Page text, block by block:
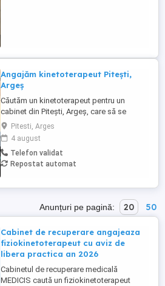
Angajăm kinetoterapeut Pitești,
Argeș
Căutăm un kinetoterapeut pentru un
cabinet din Pitești, Argeș, care să se
alăture echipei noastre și să contribuie la
recuperarea pacienților. Responsabilități:
Evaluarea pacienților și stabilirea
programelor de recuperare personalizate;
aplicarea tehnicilor de kinetoterapie și
Pitesti, Arges
4 august
Telefon validat
Repostat automat
Anunțuri pe pagină: 20 50
Cabinet de recuperare angajeaza
fiziokinetoterapeut cu aviz de
libera practica an 2026
Cabinetul de recuperare medicală
MEDICIS caută un fiziokinetoterapeut